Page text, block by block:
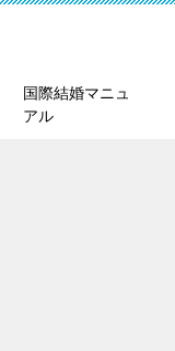
国際結婚マニュ
アル